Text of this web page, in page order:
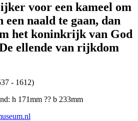
voor een kameel om
een naald te gaan, dan
het koninkrijk van God
ellende van rijkdom
- 1612)
h 171mm ?? b 233mm